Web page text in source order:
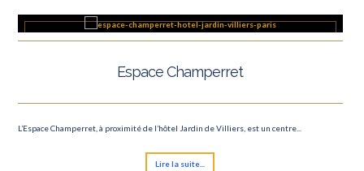
Espace Champerret
L’Espace Champerret, à proximité de l’hôtel Jardin de Villiers, est un centre...
Lire la suite...